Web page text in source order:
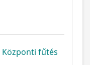
Központi fűtés